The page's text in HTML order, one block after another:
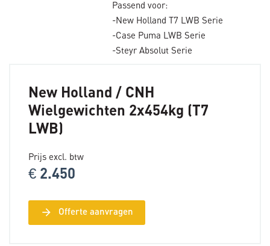
Passend voor:
-New Holland T7 LWB Serie
-Case Puma LWB Serie
-Steyr Absolut Serie
New Holland / CNH
Wielgewichten 2x454kg (T7
LWB)
Prijs excl. btw
€ 2.450
arrow_forward Offerte aanvragen